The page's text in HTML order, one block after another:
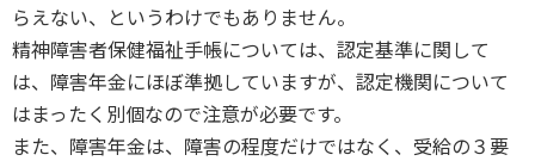
らえない、というわけでもありません。
精神障害者保健福祉手帳については、認定基準に関して
は、障害年金にほぼ準拠していますが、認定機関について
はまったく別個なので注意が必要です。
また、障害年金は、障害の程度だけではなく、受給の３要